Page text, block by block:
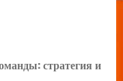
стратегия и